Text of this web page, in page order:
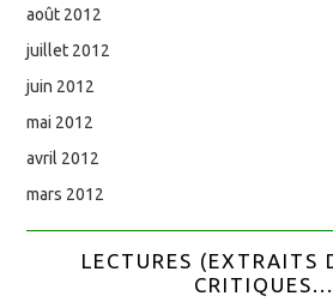
août 2012
juillet 2012
juin 2012
mai 2012
avril 2012
mars 2012
LECTURES (EXTRAITS